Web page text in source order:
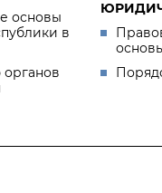
основы
в